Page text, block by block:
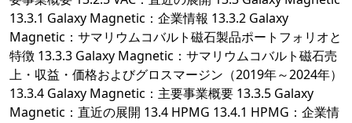
13.3.1 Galaxy Magnetic：企業情報 13.3.2 Galaxy
Magnetic：サマリウムコバルト磁石製品ポートフォリオと
特徴 13.3.3 Galaxy Magnetic：サマリウムコバルト磁石売
上・収益・価格およびグロスマージン（2019年～2024年）
13.3.4 Galaxy Magnetic：主要事業概要 13.3.5 Galaxy
Magnetic：直近の展開 13.4 HPMG 13.4.1 HPMG：企業情